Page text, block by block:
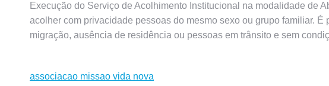
Execução do Serviço de Acolhimento Institucional na modalidade de
acolher com privacidade pessoas do mesmo sexo ou grupo familiar.
migração, ausência de residência ou pessoas em trânsito e sem
associacao missao vida nova